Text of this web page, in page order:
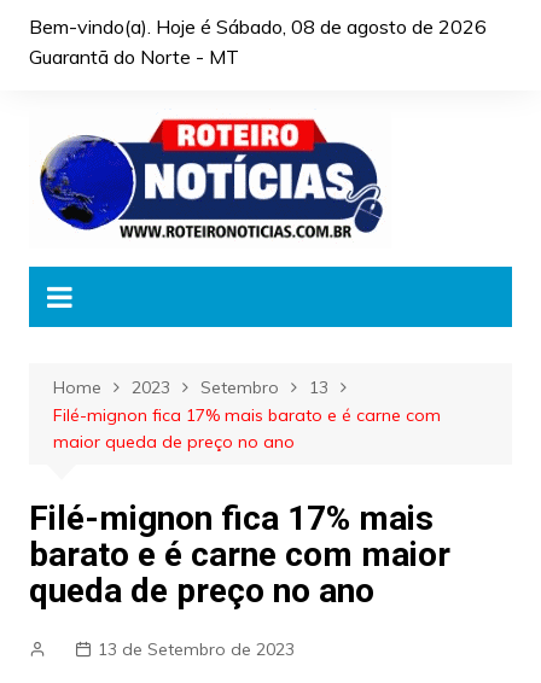
Bem-vindo(a). Hoje é Sábado, 08 de agosto de 2026
Guarantã do Norte - MT
Home 2023 Setembro
13
Filé-mignon fica 17% mais barato e é carne com
maior queda de preço no ano
Filé-mignon fica 17% mais
barato e é carne com maior
queda de preço no ano
13 de Setembro de 2023